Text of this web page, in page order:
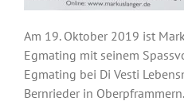
Am 19. Oktober 2019 ist
Egmating mit seinem
Egmating bei Di Vesti
Bernrieder in Oberpframmern.